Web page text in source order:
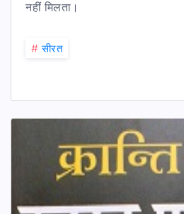
नहीं मिलता।
# सीरत